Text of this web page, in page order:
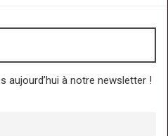
aujourd’hui à notre newsletter !